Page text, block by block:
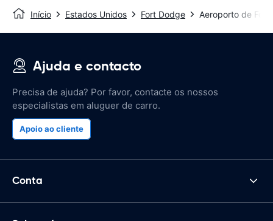
Início Estados Unidos Fort Dodge Aeroporto de Fort
Ajuda e contacto
Precisa de ajuda? Por favor, contacte os nossos
especialistas em aluguer de carro.
Apoio ao cliente
Conta